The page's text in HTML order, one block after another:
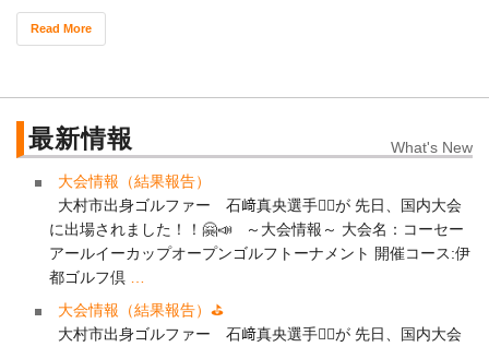
Read More
最新情報
What's New
大会情報（結果報告）
大村市出身ゴルファー 石﨑真央選手🏌️‍♂️が 先日、国内大会
に出場されました！！🤗📣 ～大会情報～ 大会名：コーセー
アールイーカップオープンゴルフトーナメント 開催コース:伊
都ゴルフ倶
大会情報（結果報告）⛳
大村市出身ゴルファー 石﨑真央選手🏌️‍♂️が 先日、国内大会